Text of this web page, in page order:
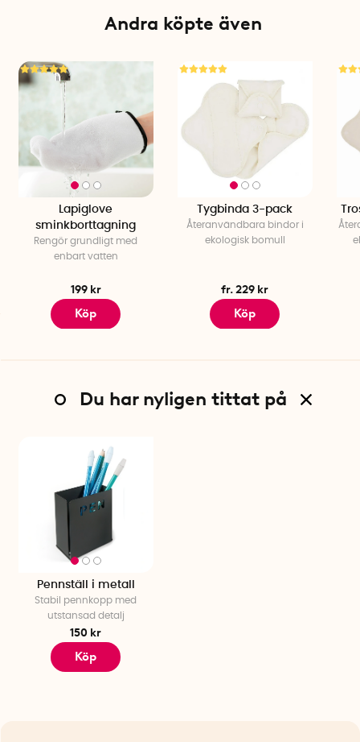
Andra köpte även
Lapiglove
sminkborttagning
Rengör grundligt med
enbart vatten
199 kr
Köp
Tygbinda 3-pack
Återanvändbara bindor i
ekologisk bomull
fr. 229 kr
Köp
Du har nyligen tittat på
Pennställ i metall
Stabil pennkopp med
utstansad detalj
150 kr
Köp